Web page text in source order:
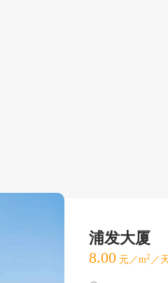
浦发大厦
8.00 元／m2 ／